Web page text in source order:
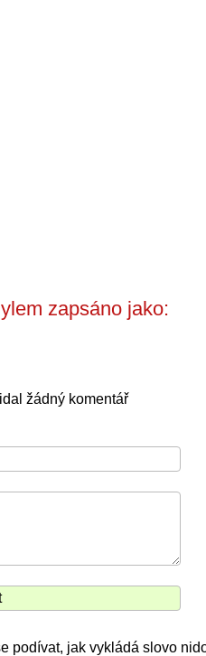
zapsáno jako:
žádný komentář
podívat, jak vykládá slovo